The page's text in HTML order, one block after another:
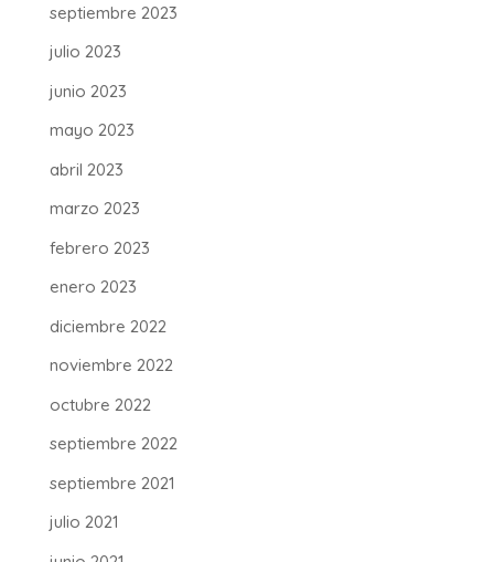
septiembre 2023
julio 2023
junio 2023
mayo 2023
abril 2023
marzo 2023
febrero 2023
enero 2023
diciembre 2022
noviembre 2022
octubre 2022
septiembre 2022
septiembre 2021
julio 2021